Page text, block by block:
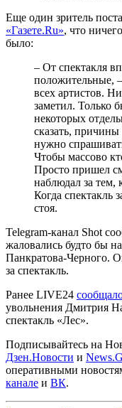
Еще один зритель
«Газете.Ru», что
было:
– От спектакля
положительные,
всех артистов.
заметил. Только
некоторых
сказать,
нужно
Чтобы массово
Просто пришел
наблюдал за тем,
Когда спектакль
стоя.
Telegram-канал Shot
жаловались будто бы
Панкратова-Черного.
за спектакль.
Ранее LIVE24
увольнения Дмитрия
спектакль «Лес».
Подписывайтесь на
Дзен.Новости и
оперативными
канале и ВК.